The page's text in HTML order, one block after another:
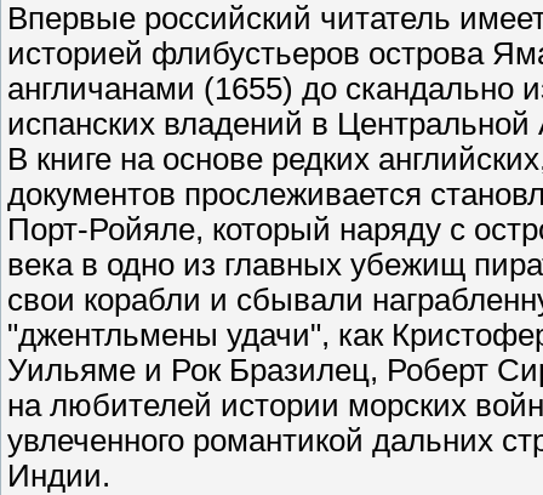
Впервые российский читатель
историей флибустьеров острова
англичанами (1655) до скандально
испанских владений в
В книге на основе редких
документов прослеживается
Порт-Ройяле, который наряду с
века в одно из главных убежищ
свои корабли и сбывали
"джентльмены удачи", как
Уильяме и Рок Бразилец, Роберт
на любителей истории морских
увлеченного романтикой дальних
Индии.